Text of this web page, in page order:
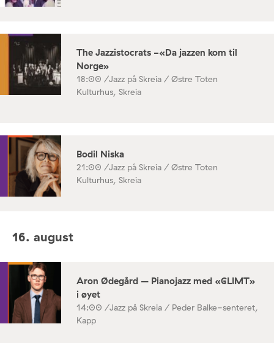
The Jazzistocrats -«Da jazzen kom til
Norge»
18:00 /Jazz på Skreia / Østre Toten
Kulturhus, Skreia
Bodil Niska
21:00 /Jazz på Skreia / Østre Toten
Kulturhus, Skreia
16. august
Aron Ødegård – Pianojazz med «GLIMT»
i øyet
14:00 /Jazz på Skreia / Peder Balke-senteret,
Kapp